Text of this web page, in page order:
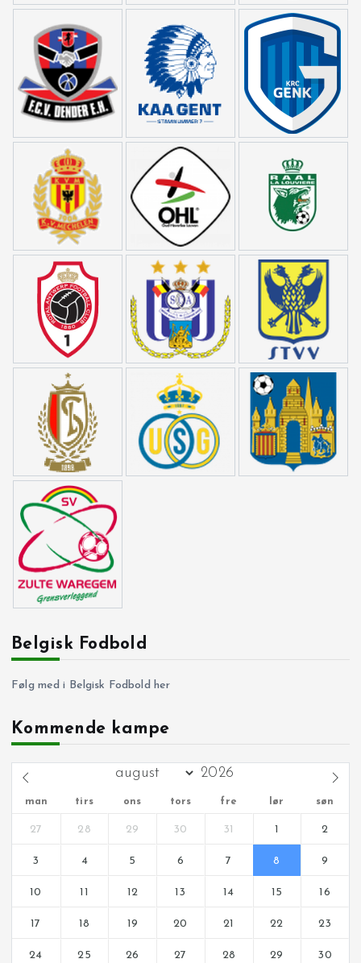
Belgisk Fodbold
Følg med i Belgisk Fodbold her
Kommende kampe
man tirs ons tors fre lør søn
27 28 29 30 31 1 2
3 4 5 6 7 8 9
10 11 12 13 14 15 16
17 18 19 20 21 22 23
24 25 26 27 28 29 30